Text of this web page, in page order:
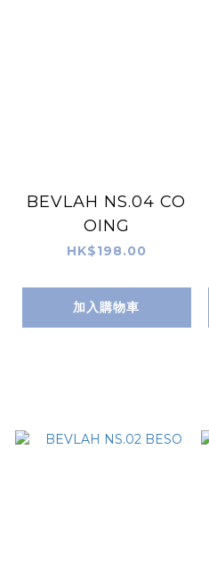
BEVLAH NS.04 CO
OING
HK$198.00
加入購物車